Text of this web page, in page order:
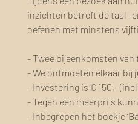
inzichten betreft de taal-
oefenen met minstens
- Twee bijeenkomsten van
- We ontmoeten elkaar bij
- Investering is € 150,-
- Tegen een meerprijs